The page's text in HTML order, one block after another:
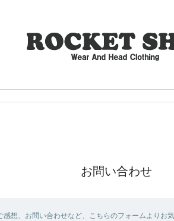
お問い合わせ
感想、お問い合わせなど、こちらのフォームよりお